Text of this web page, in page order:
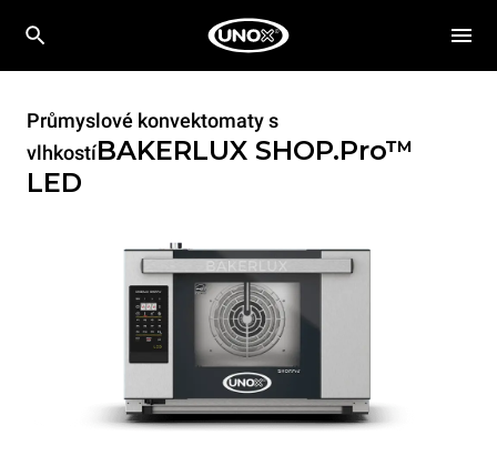
Průmyslové konvektomaty s
vlhkostíBAKERLUX SHOP.Pro™
LED